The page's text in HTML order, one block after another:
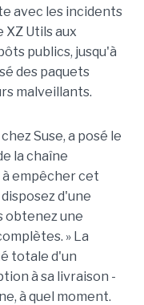
avec les incidents
XZ Utils aux
publics, jusqu'à
des paquets
malveillants.
Suse, a posé le
la chaîne
empêcher cet
d'une
obtenez une
» La
totale d'un
à sa livraison -
à quel moment.